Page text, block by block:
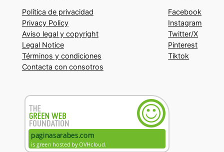
Política de privacidad
Privacy Policy
Aviso legal y copyright
Legal Notice
Términos y condiciones
Contacta con consotros
Facebook
Instagram
Twitter/X
Pinterest
Tiktok